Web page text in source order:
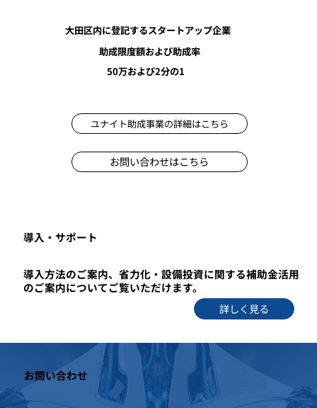
ユナイト助成事業の詳細はこちら
お問い合わせはこちら
大田区内に登記するスタートアップ企業
助成限度額および助成率
50万および2分の1
導入方法のご案内、省力化・設備投資に関する補助金活用
のご案内についてご覧いただけます。
​導入・サポート
詳しく見る
お問い合わせ